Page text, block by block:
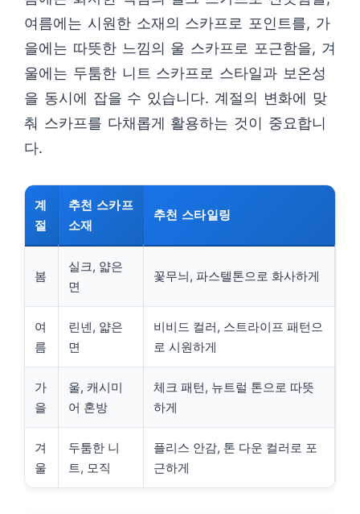
여름에는 시원한 소재의 스카프로 포인트를, 가
을에는 따뜻한 느낌의 울 스카프로 포근함을, 겨
울에는 두툼한 니트 스카프로 스타일과 보온성
을 동시에 잡을 수 있습니다. 계절의 변화에 맞
춰 스카프를 다채롭게 활용하는 것이 중요합니
다.
계
절
추천 스카프
소재
추천 스타일링
봄
실크, 얇은
면
꽃무늬, 파스텔톤으로 화사하게
여
름
린넨, 얇은
면
비비드 컬러, 스트라이프 패턴으
로 시원하게
가
을
울, 캐시미
어 혼방
체크 패턴, 뉴트럴 톤으로 따뜻
하게
겨
울
두툼한 니
트, 모직
플리스 안감, 톤 다운 컬러로 포
근하게